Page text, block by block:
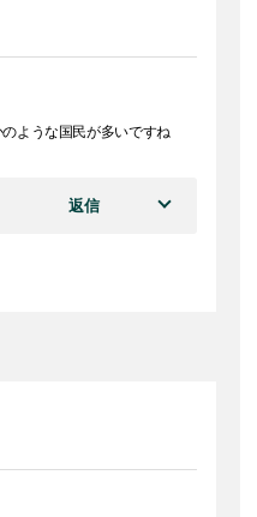
ような国民が多いですね
返信